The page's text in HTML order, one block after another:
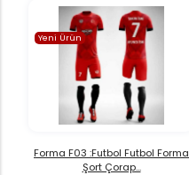
Yeni Ürün
Forma F03 :Futbol Futbol Forma
Şort Çorap...